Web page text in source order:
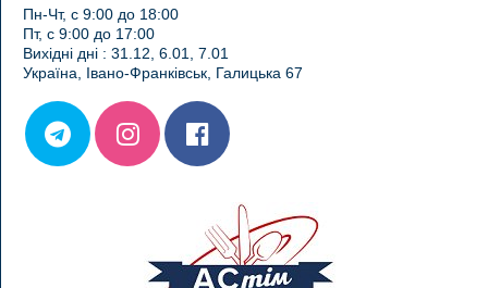
Пн-Чт, с 9:00 до 18:00
Пт, с 9:00 до 17:00
Вихідні дні : 31.12, 6.01, 7.01
Україна, Івано-Франківськ, Галицька 67